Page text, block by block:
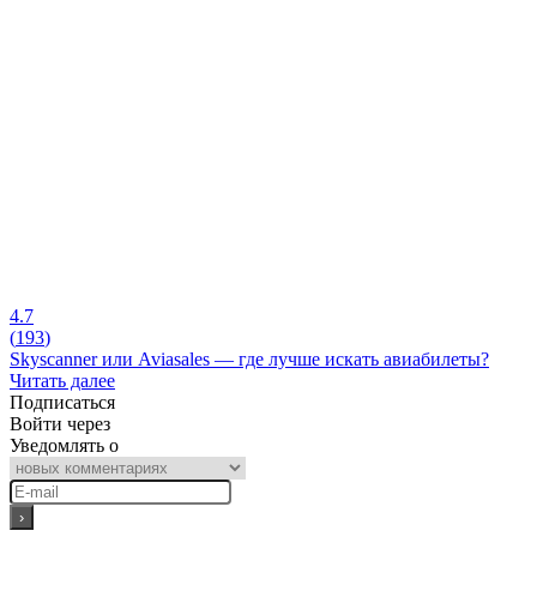
4.7
(193)
Skyscanner или Aviasales — где лучше искать авиабилеты?
Читать далее
Подписаться
Войти через
Уведомлять о